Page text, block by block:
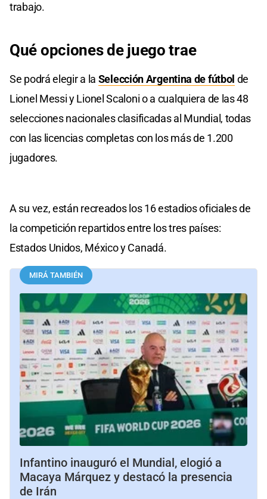
trabajo.
Qué opciones de juego trae
Se podrá elegir a la Selección Argentina de fútbol de
Lionel Messi y Lionel Scaloni o a cualquiera de las 48
selecciones nacionales clasificadas al Mundial, todas
con las licencias completas con los más de 1.200
jugadores.
A su vez, están recreados los 16 estadios oficiales de
la competición repartidos entre los tres países:
Estados Unidos, México y Canadá.
MIRÁ TAMBIÉN
Infantino inauguró el Mundial, elogió a
Macaya Márquez y destacó la presencia
de Irán